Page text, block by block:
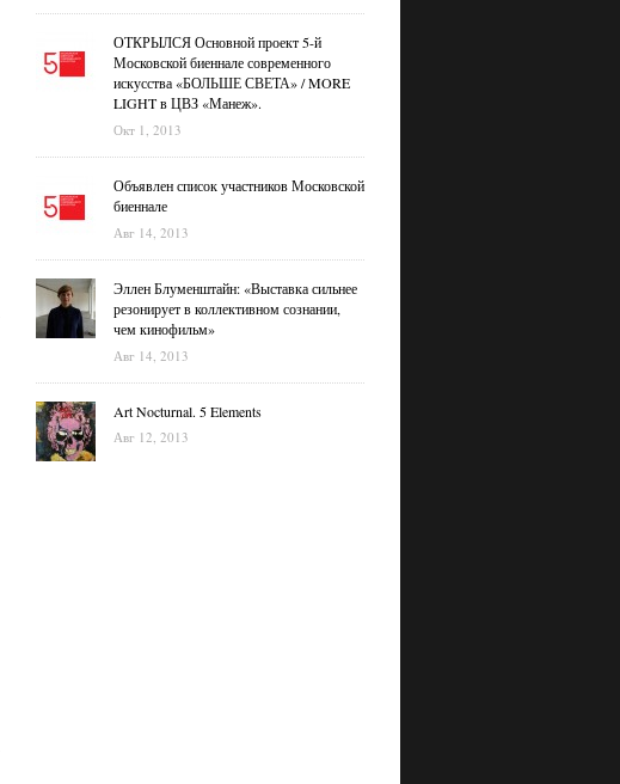
ОТКРЫЛСЯ Основной проект 5-й
Московской биеннале современного
искусства «БОЛЬШЕ СВЕТА» / MORE
LIGHT в ЦВЗ «Манеж».
Окт 1, 2013
Объявлен список участников Московской
биеннале
Авг 14, 2013
Эллен Блуменштайн: «Выставка сильнее
резонирует в коллективном сознании,
чем кинофильм»
Авг 14, 2013
Art Nocturnal. 5 Elements
Авг 12, 2013